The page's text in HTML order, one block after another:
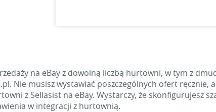
na eBay z dowolną liczbą hurtowni, w tym z
Nie musisz wystawiać poszczególnych ofert ręcznie,
z Sellasist na eBay. Wystarczy, że skonfigurujesz
w integracji z hurtownią.